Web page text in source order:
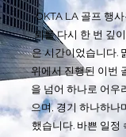
OKTA LA 골프 행
뢰를 다시 한 번 깊
은 시간이었습니다.
위에서 진행된 이번
을 넘어 하나로 어우
으며, 경기 하나하나
했습니다. 바쁜 일정